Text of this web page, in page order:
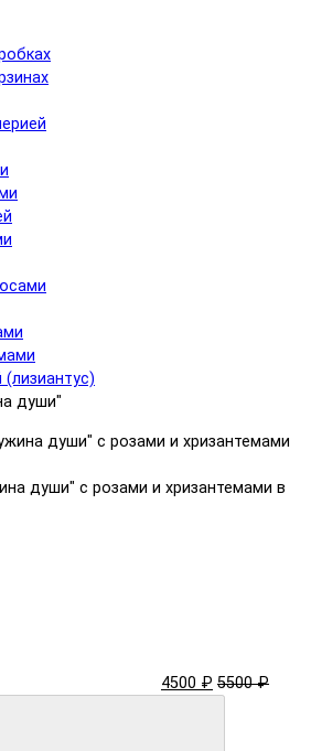
души"
души" с розами и хризантемами в
4500 ₽ 5500 ₽